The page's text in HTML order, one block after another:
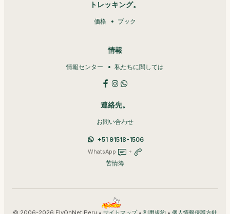
トレッキング。
価格 ブック
情報
情報センター 私たちに関しては
連絡先。
お問い合わせ
+51 91518-1506
WhatsApp +
苦情簿
© 2006-2026 FlyOnNet Peru • • •